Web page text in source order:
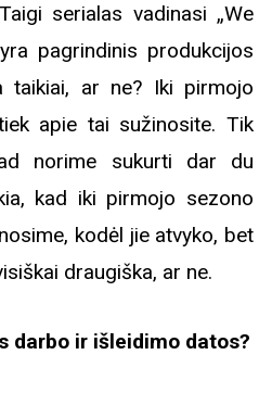
serialas vadinasi „We
pagrindinis produkcijos
taikiai, ar ne? Iki pirmojo
apie tai sužinosite. Tik
norime sukurti dar du
kad iki pirmojo sezono
kodėl jie atvyko, bet
draugiška, ar ne.
darbo ir išleidimo datos?